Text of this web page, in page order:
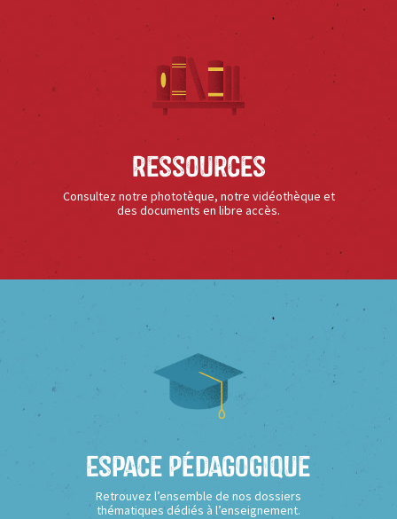
Ressources
Consultez notre phototèque, notre vidéothèque et
des documents en libre accès.
Espace Pédagogique
Retrouvez l’ensemble de nos dossiers
thématiques dédiés à l’enseignement.